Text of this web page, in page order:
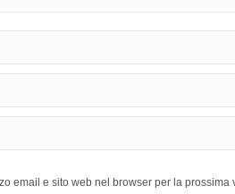
email e sito web nel browser per la prossima